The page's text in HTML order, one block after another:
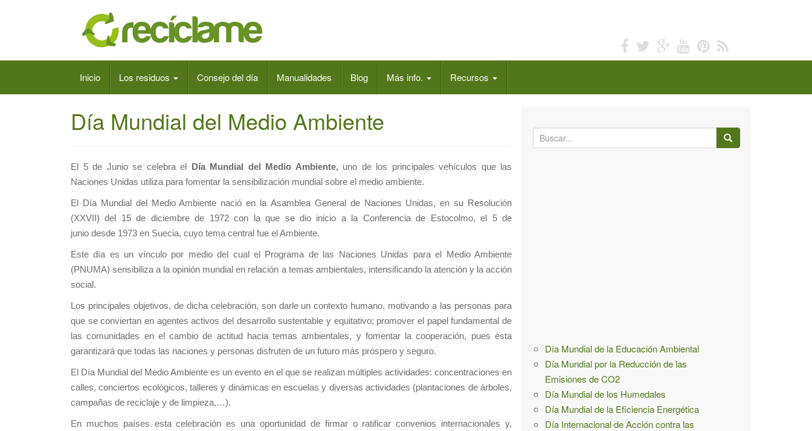
Inicio Los residuos Consejo del día Manualidades Blog Más info. Recursos
Día Mundial del Medio Ambiente
El 5 de Junio se celebra el Día Mundial del Medio Ambiente,uno de los principales vehículos que las
Naciones Unidas utiliza para fomentar la sensibilización mundial sobre el medio ambiente.
El Día Mundial del Medio Ambiente nació en la Asamblea General de Naciones Unidas, en su Resolución
(XXVII) del 15 de diciembre de 1972 con la que se dio inicio a la Conferencia de Estocolmo, el 5 de
junio desde 1973 en Suecia, cuyo tema central fue el Ambiente.
Este día es un vínculo por medio del cual el Programa de las Naciones Unidas para el Medio Ambiente
(PNUMA) sensibiliza a la opinión mundial en relación a temas ambientales, intensificando la atención y la acción
social.
Los principales objetivos, de dicha celebración, son darle un contexto humano, motivando a las personas para
que se conviertan en agentes activos del desarrollo sustentable y equitativo; promover el papel fundamental de
las comunidades en el cambio de actitud hacia temas ambientales, y fomentar la cooperación, pues ésta
garantizará que todas las naciones y personas disfruten de un futuro más próspero y seguro.
El Día Mundial del Medio Ambiente es un evento en el que se realizan múltiples actividades: concentraciones en
calles, conciertos ecológicos, talleres y dinámicas en escuelas y diversas actividades (plantaciones de árboles,
campañas de reciclaje y de limpieza,…).
En muchos países esta celebración es una oportunidad de firmar o ratificar convenios internacionales y,
B
ú
Día Mundial de la Educación Ambiental
Día Mundial por la Reducción de las
Emisiones de CO2
Día Mundial de los Humedales
Día Mundial de la Eficiencia Energética
Día Internacional de Acción contra las